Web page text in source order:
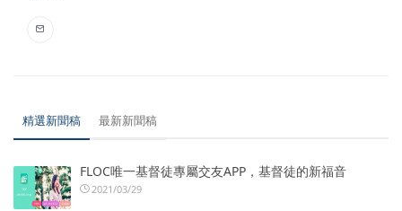
精選新聞稿 最新新聞稿
FLOC唯一基督徒專屬交友APP，基督徒的新福音
2021/03/29